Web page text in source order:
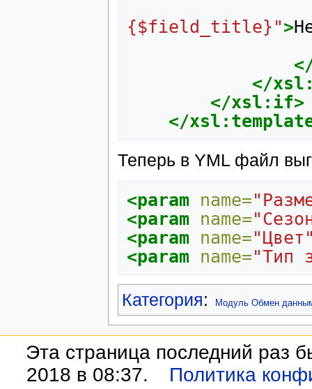
{$field_title}">
</
</xsl:if>
</
Теперь в YML файл
<param name=
<param name=
<param name=
<param name="Тип
Категория: Модуль Обмен
Эта страница последний раз
2018 в 08:37.
Политика